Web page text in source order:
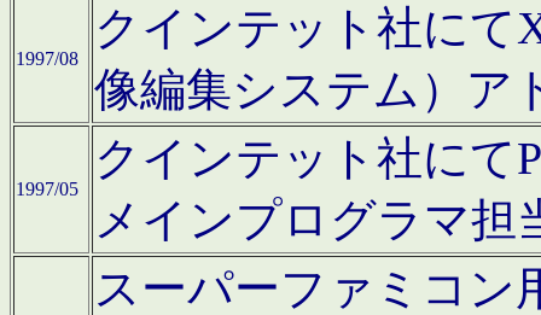
1997/08
クインテット社にて
像編集システム）ア
1997/05
クインテット社にて
メインプログラマ担
スーパーファミコン